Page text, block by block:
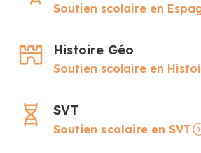
Soutien scolaire en
Histoire Géo
Soutien scolaire en
SVT
Soutien scolaire en SVT